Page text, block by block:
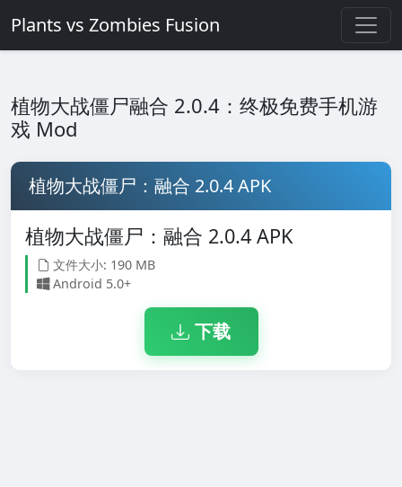
Plants vs Zombies Fusion
植物大战僵尸融合 2.0.4：终极免费手机游
戏 Mod
植物大战僵尸：融合 2.0.4 APK
植物大战僵尸：融合 2.0.4 APK
文件大小: 190 MB
Android 5.0+
下载